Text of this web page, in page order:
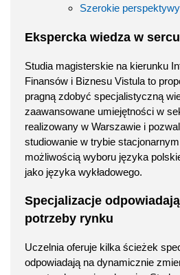
Szerokie
Ekspercka wiedza w
Studia magisterskie na kierunku
Finansów i Biznesu Vistula to
pragną zdobyć specjalistyczną
zaawansowane umiejętności w
realizowany w Warszawie i
studiowanie w trybie
możliwością wyboru języka
jako języka wykładowego.
Specjalizacje
potrzeby rynku
Uczelnia oferuje kilka ścieżek
odpowiadają na dynamicznie